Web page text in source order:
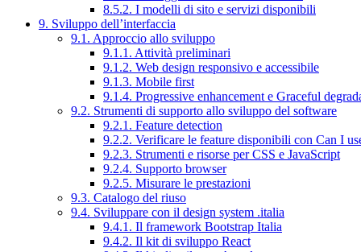
8.5.2. I modelli di sito e servizi disponibili
9. Sviluppo dell’interfaccia
9.1. Approccio allo sviluppo
9.1.1. Attività preliminari
9.1.2. Web design responsivo e accessibile
9.1.3. Mobile first
9.1.4. Progressive enhancement e Graceful
9.2. Strumenti di supporto allo sviluppo del software
9.2.1. Feature detection
9.2.2. Verificare le feature disponibili con Can I
9.2.3. Strumenti e risorse per CSS e JavaScript
9.2.4. Supporto browser
9.2.5. Misurare le prestazioni
9.3. Catalogo del riuso
9.4. Sviluppare con il design system .italia
9.4.1. Il framework Bootstrap Italia
9.4.2. Il kit di sviluppo React